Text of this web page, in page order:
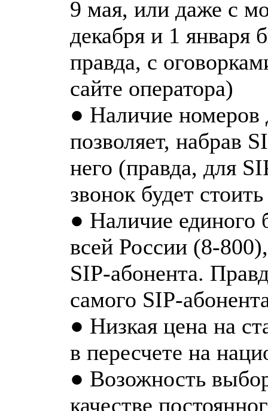
9 мая, или даже с
декабря и 1 января
правда, с
сайте оператора)
● Наличие номеров
позволяет, набрав
него (правда, для
звонок будет
● Наличие единого
всей России (8-
SIP-абонента.
самого SIP-
● Низкая цена на
в пересчете на
● Возожность
качестве